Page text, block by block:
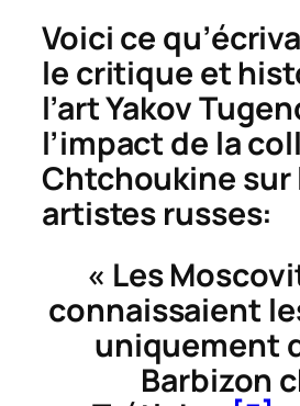
Voici ce
le critique et
l’art Yakov
l’impact de la
Chtchoukine sur
artistes russes:
« Les
connaissaient
uniquement
Barbizon